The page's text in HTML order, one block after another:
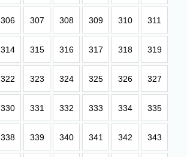
306 307 308 309 310 311
314 315 316 317 318 319
322 323 324 325 326 327
330 331 332 333 334 335
338 339 340 341 342 343